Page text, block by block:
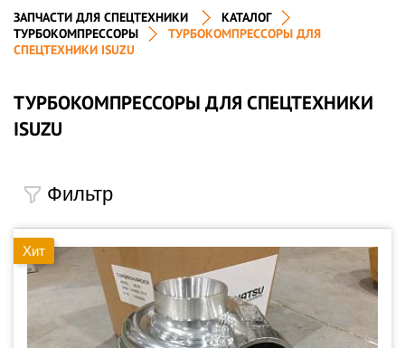
ЗАПЧАСТИ ДЛЯ СПЕЦТЕХНИКИ
КАТАЛОГ
ТУРБОКОМПРЕССОРЫ
ТУРБОКОМПРЕССОРЫ ДЛЯ
СПЕЦТЕХНИКИ ISUZU
ТУРБОКОМПРЕССОРЫ ДЛЯ СПЕЦТЕХНИКИ
ISUZU
Фильтр
Хит